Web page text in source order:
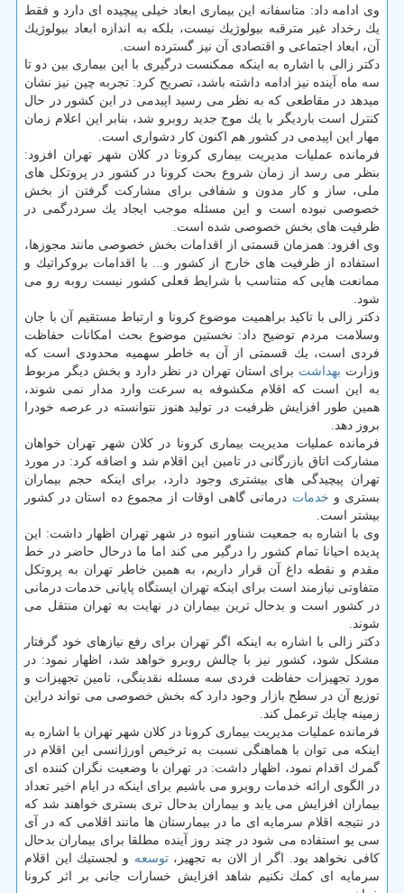
وی ادامه داد: متاسفانه این بیماری ابعاد خیلی پیچیده ای دارد و فقط
یك رخداد غیر مترقبه بیولوژیك نیست، بلكه به اندازه ابعاد بیولوژیك
آن، ابعاد اجتماعی و اقتصادی آن نیز گسترده است.
دكتر زالی با اشاره به اینكه ممكنست درگیری با این بیماری بین دو تا
سه ماه آینده نیز ادامه داشته باشد، تصریح كرد: تجربه چین نیز نشان
میدهد در مقاطعی كه به نظر می رسید اپیدمی در این كشور در حال
كنترل است باردیگر با یك موج جدید روبرو شد، بنابر این اعلام زمان
مهار این اپیدمی در كشور هم اكنون كار دشواری است.
فرمانده عملیات مدیریت بیماری كرونا در كلان شهر تهران افزود:
بنظر می رسد از زمان شروع بحث كرونا در كشور در پروتكل های
ملی، ساز و كار مدون و شفافی برای مشاركت گرفتن از بخش
خصوصی نبوده است و این مسئله موجب ایجاد یك سردرگمی در
ظرفیت های بخش خصوصی شده است.
وی افزود: همزمان قسمتی از اقدامات بخش خصوصی مانند مجوزها،
استفاده از ظرفیت های خارج از كشور و... با اقدامات بروكراتیك و
ممانعت هایی كه متناسب با شرایط فعلی كشور نیست روبه رو می
شود.
دكتر زالی با تاكید براهمیت موضوع كرونا و ارتباط مستقیم آن با جان
وسلامت مردم توضیح داد: نخستین موضوع بحث امكانات حفاظت
فردی است، یك قسمتی از آن به خاطر سهمیه محدودی است كه
وزارت بهداشت برای استان تهران در نظر دارد و بخش دیگر مربوط
به این است كه اقلام مكشوفه به سرعت وارد مدار نمی شوند،
همین طور افزایش ظرفیت در تولید هنوز نتوانسته در عرصه خودرا
بروز دهد.
فرمانده عملیات مدیریت بیماری كرونا در كلان شهر تهران خواهان
مشاركت اتاق بازرگانی در تامین این اقلام شد و اضافه كرد: در مورد
تهران پیچیدگی های بیشتری وجود دارد، برای اینكه حجم بیماران
بستری و خدمات درمانی گاهی اوقات از مجموع ده استان در كشور
بیشتر است.
وی با اشاره به جمعیت شناور انبوه در شهر تهران اظهار داشت: این
پدیده احیانا تمام كشور را درگیر می كند اما ما درحال حاضر در خط
مقدم و نقطه داغ آن قرار داریم، به همین خاطر تهران به پروتكل
متفاوتی نیازمند است برای اینكه تهران ایستگاه پایانی خدمات درمانی
در كشور است و بدحال ترین بیماران در نهایت به تهران منتقل می
شوند.
دكتر زالی با اشاره به اینكه اگر تهران برای رفع نیازهای خود گرفتار
مشكل شود، كشور نیز با چالش روبرو خواهد شد، اظهار نمود: در
مورد تجهیزات حفاظت فردی سه مسئله نقدینگی، تامین تجهیزات و
توزیع آن در سطح بازار وجود دارد كه بخش خصوصی می تواند دراین
زمینه چابك ترعمل كند.
فرمانده عملیات مدیریت بیماری كرونا در كلان شهر تهران با اشاره به
اینكه می توان با هماهنگی نسبت به ترخیص اورژانسی این اقلام در
گمرك اقدام نمود، اظهار داشت: در تهران با وضعیت نگران كننده ای
در الگوی ارائه خدمات روبرو می باشیم برای اینكه در ایام اخیر تعداد
بیماران افزایش می یابد و بیماران بدحال تری بستری خواهند شد كه
در نتیجه اقلام سرمایه ای ما در بیمارستان ها مانند اقلامی كه در آی
سی یو استفاده می شود در چند روز آینده مطلقا برای بیماران بدحال
كافی نخواهد بود. اگر از الان به تجهیز،توسعه و لجستیك این اقلام
سرمایه ای كمك نكنیم شاهد افزایش خسارات جانی بر اثر كرونا